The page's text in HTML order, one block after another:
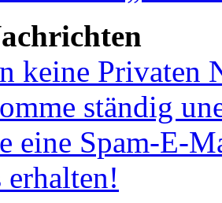
keine Privaten
ständig
eine Spam-E-
erhalten!